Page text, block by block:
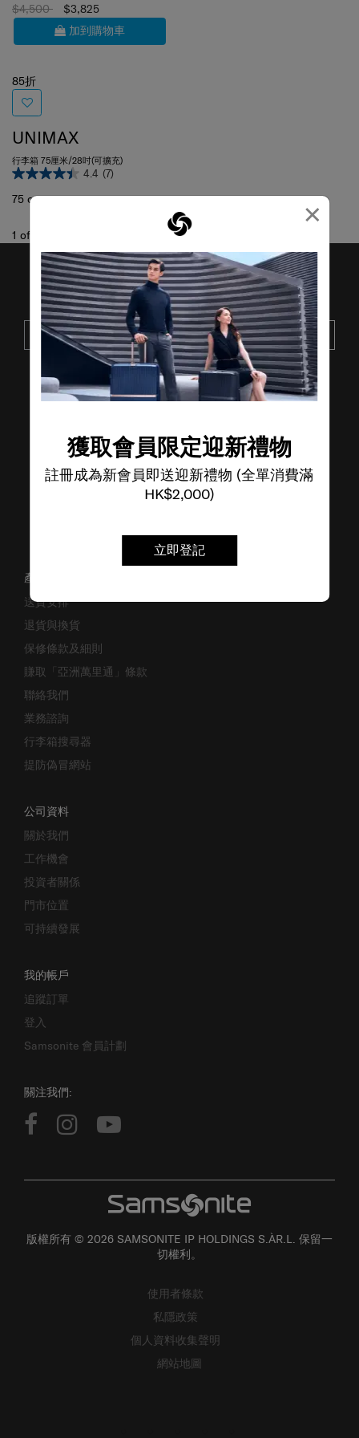
×
獲取會員限定迎新禮物
註冊成為新會員即送迎新禮物 (全單消費滿
HK$2,000)
立即登記
$4,500
$3,825
加到購物車
85折
UNIMAX
行李箱 75厘米/28吋(可擴充)
4.4 (7)
75 cm
1 of
接收SAMSONITE的最新消息
提交
了解其他品牌
產品支援/常見問題
送貨安排
退貨與換貨
保修條款及細則
賺取「亞洲萬里通」條款
聯絡我們
業務諮詢
行李箱搜尋器
提防偽冒網站
公司資料
關於我們
工作機會
投資者關係
門市位置
可持續發展
我的帳戶
追蹤訂單
登入
Samsonite 會員計劃
關注我們:
版權所有 © 2026 SAMSONITE IP HOLDINGS S.ÀR.L. 保留一
切權利。
使用者條款
私隱政策
個人資料收集聲明
網站地圖